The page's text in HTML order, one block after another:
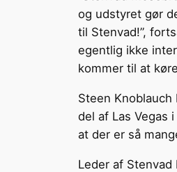
og udstyret gør
til Stenvad!”,
egentlig ikke
kommer til at
Steen
del af Las Vegas
at der er så
Leder af